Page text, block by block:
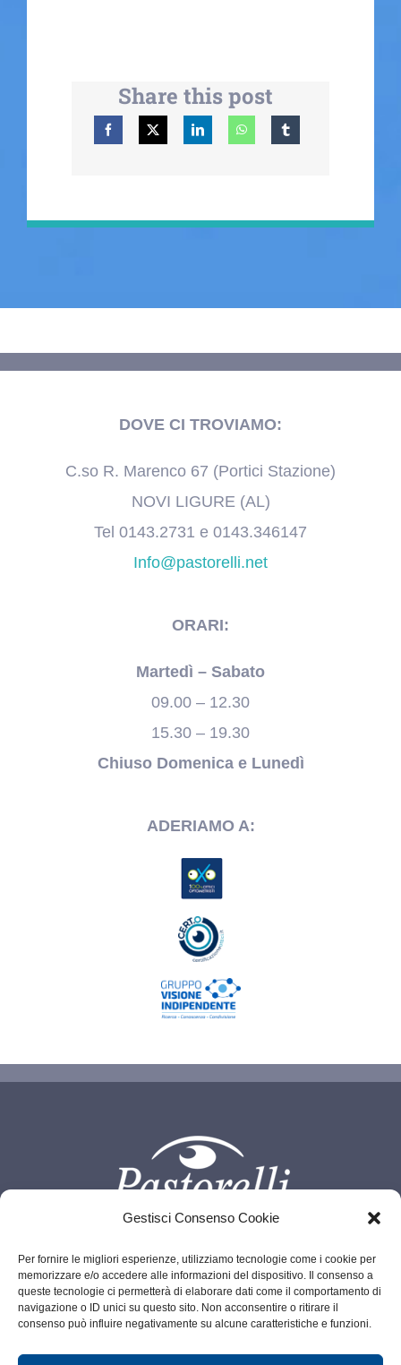
Gestisci Consenso Cookie
Per fornire le migliori esperienze, utilizziamo tecnologie come i cookie per
memorizzare e/o accedere alle informazioni del dispositivo. Il consenso a
queste tecnologie ci permetterà di elaborare dati come il comportamento di
navigazione o ID unici su questo sito. Non acconsentire o ritirare il
consenso può influire negativamente su alcune caratteristiche e funzioni.
Share this post
DOVE CI TROVIAMO:
C.so R. Marenco 67 (Portici Stazione)
NOVI LIGURE (AL)
Tel 0143.2731 e 0143.346147
Info@pastorelli.net
ORARI:
Martedì – Sabato
09.00 – 12.30
15.30 – 19.30
Chiuso Domenica e Lunedì
ADERIAMO A:
Info@pastorelli.netP.IVA 00685940066
Legalmail: pastorelliottico@legalmail.it
© Copyright - 2026 | All Rights Reserved Pastorelli |Privacy-